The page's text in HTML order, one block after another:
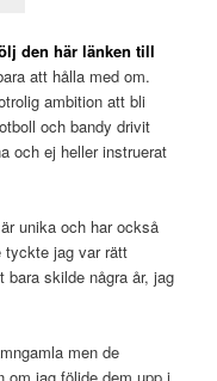
den här länken till
att hålla med om.
ambition att bli
och bandy drivit
och ej heller instruerat
unika och har också
tyckte jag var rätt
bara skilde några år, jag
men de